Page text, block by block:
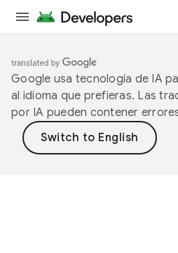
Google usa tecnología de IA
al idioma que prefieras. Las
por IA pueden contener